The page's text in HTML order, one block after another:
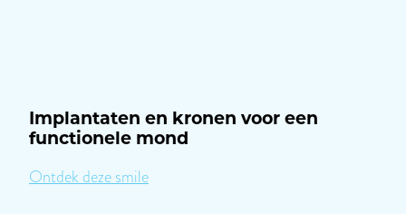
Implantaten en kronen voor een
functionele mond
Ontdek deze smile|
Implantaten